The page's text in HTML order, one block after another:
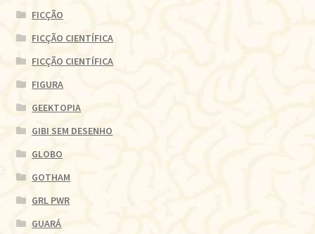
FICÇÃO
FICÇÃO CIENTÍFICA
FICÇÃO CIENTÍFICA
FIGURA
GEEKTOPIA
GIBI SEM DESENHO
GLOBO
GOTHAM
GRL PWR
GUARÁ